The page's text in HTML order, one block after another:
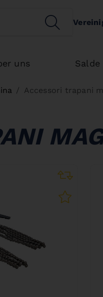
SEARCH
uns Salde
Accessori trapani